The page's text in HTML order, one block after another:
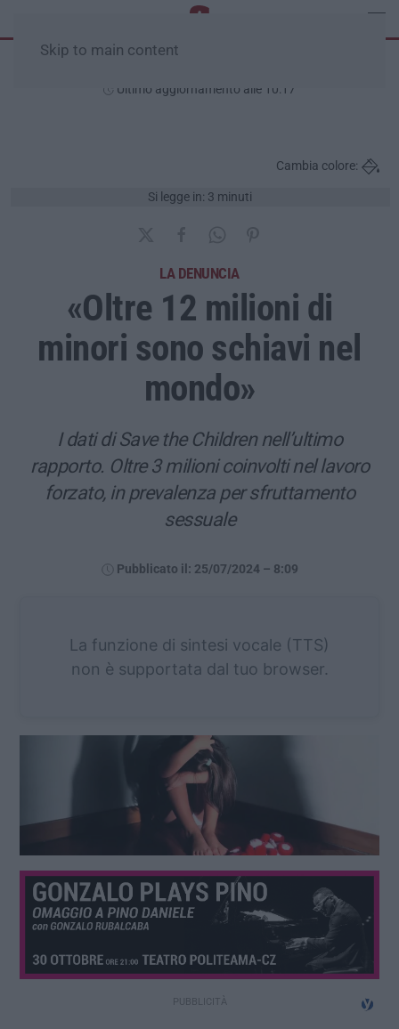
Skip to main content
Ultimo aggiornamento alle 10:17
Si legge in: 3 minuti
Cambia colore:
LA DENUNCIA
«Oltre 12 milioni di
minori sono schiavi nel
mondo»
I dati di Save the Children nell’ultimo
rapporto. Oltre 3 milioni coinvolti nel lavoro
forzato, in prevalenza per sfruttamento
sessuale
Pubblicato il: 25/07/2024 – 8:09
La funzione di sintesi vocale (TTS)
non è supportata dal tuo browser.